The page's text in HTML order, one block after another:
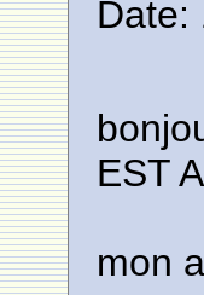
Date:
EST
mon